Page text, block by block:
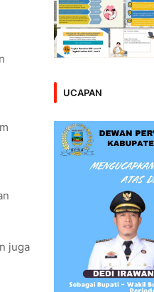
juga
UCAPAN